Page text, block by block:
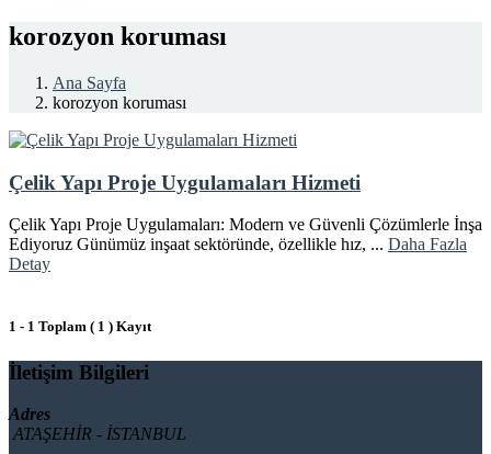
korozyon koruması
Ana Sayfa
korozyon koruması
Çelik Yapı Proje Uygulamaları Hizmeti
Çelik Yapı Proje Uygulamaları: Modern ve Güvenli Çözümlerle İnşa
Ediyoruz Günümüz inşaat sektöründe, özellikle hız, ... Daha Fazla
Detay
1 - 1 Toplam ( 1 ) Kayıt
İletişim Bilgileri
Adres
ATAŞEHİR - İSTANBUL